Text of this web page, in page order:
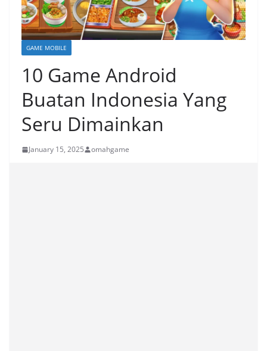
GAME MOBILE
10 Game Android
Buatan Indonesia Yang
Seru Dimainkan
January 15, 2025 omahgame